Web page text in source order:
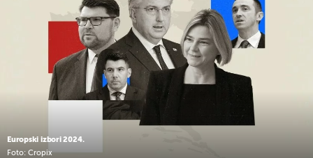
Europski izbori 2024.
Foto: Cropix